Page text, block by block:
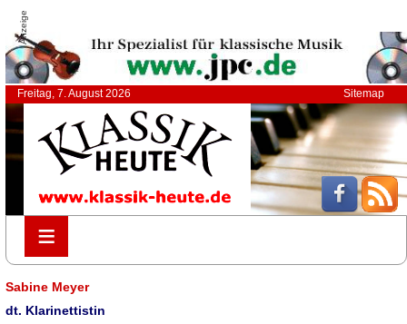
Anzeige
Freitag, 7. August 2026 Sitemap
≡
≡
Sabine Meyer
dt. Klarinettistin